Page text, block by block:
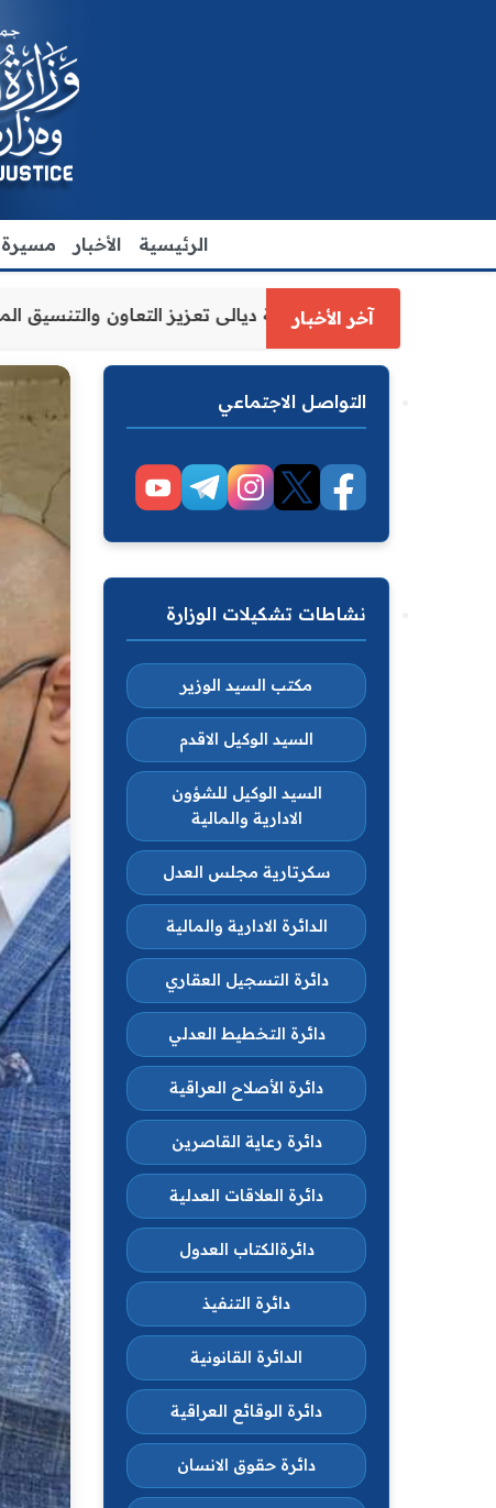
الرئيسية الأخبار مسيرة
آخر الأخبار
العدل الاقدم يبحث مع رئيس مجلس محافظة ديالى تعزيز
التواصل الاجتماعي
نشاطات تشكيلات الوزارة
مكتب السيد الوزير
السيد الوكيل الاقدم
السيد الوكيل للشؤون
الادارية والمالية
سكرتارية مجلس العدل
الدائرة الادارية والمالية
دائرة التسجيل العقاري
دائرة التخطيط العدلي
دائرة الأصلاح العراقية
دائرة رعاية القاصرين
دائرة العلاقات العدلية
دائرةالكتاب العدول
دائرة التنفيذ
الدائرة القانونية
دائرة الوقائع العراقية
دائرة حقوق الانسان